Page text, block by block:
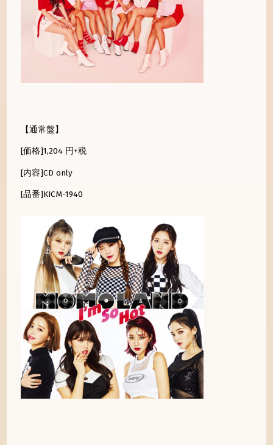
【通常盤】
[価格]1,204 円+税
[内容]CD only
[品番]KICM-1940